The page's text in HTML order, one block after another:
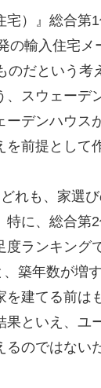
）』総合第1
の輸入住宅
のだという考
、スウェーデ
ーデンハウス
前提として
れも、家選
特に、総合第
度ランキング
築年数が増
を建てる前
果といえ、ユ
のではない